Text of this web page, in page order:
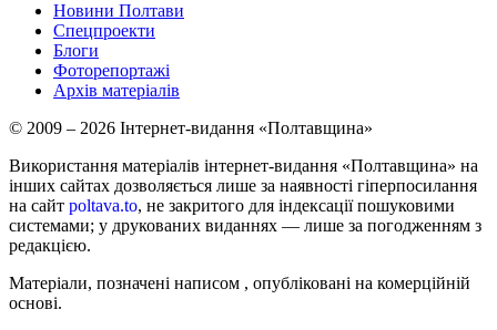
Новини Полтави
Спецпроекти
Блоги
Фоторепортажі
Архів матеріалів
© 2009 – 2026 Інтернет-видання «Полтавщина»
Використання матеріалів інтернет-видання «Полтавщина» на
інших сайтах дозволяється лише за наявності гіперпосилання
на сайт poltava.to, не закритого для індексації пошуковими
системами; у друкованих виданнях — лише за погодженням з
редакцією.
Матеріали, позначені написом , опубліковані на комерційній
основі.